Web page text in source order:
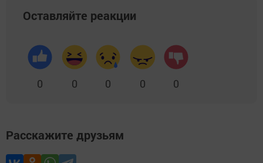
Оставляйте реакции
0 0 0 0 0
Расскажите друзьям